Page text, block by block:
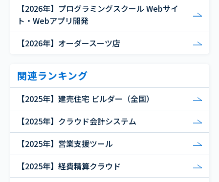
【2026年】プログラミングスクール Webサイ
ト・Webアプリ開発
【2026年】オーダースーツ店
関連ランキング
【2025年】建売住宅 ビルダー（全国）
【2025年】クラウド会計システム
【2025年】営業支援ツール
【2025年】経費精算クラウド